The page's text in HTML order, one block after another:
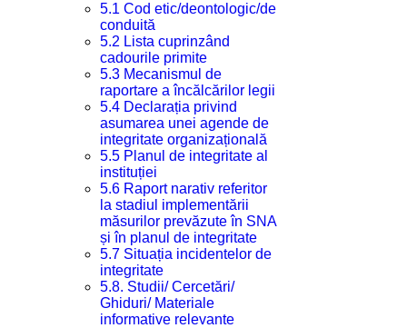
5.1 Cod etic/deontologic/de
conduită
5.2 Lista cuprinzând
cadourile primite
5.3 Mecanismul de
raportare a încălcărilor legii
5.4 Declarația privind
asumarea unei agende de
integritate organizațională
5.5 Planul de integritate al
instituției
5.6 Raport narativ referitor
la stadiul implementării
măsurilor prevăzute în SNA
și în planul de integritate
5.7 Situația incidentelor de
integritate
5.8. Studii/ Cercetări/
Ghiduri/ Materiale
informative relevante